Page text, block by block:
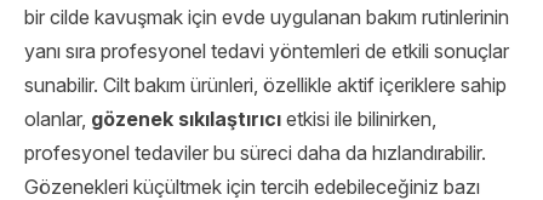
bir cilde kavuşmak için evde uygulanan bakım rutinlerinin
yanı sıra profesyonel tedavi yöntemleri de etkili sonuçlar
sunabilir. Cilt bakım ürünleri, özellikle aktif içeriklere sahip
olanlar, gözenek sıkılaştırıcı etkisi ile bilinirken,
profesyonel tedaviler bu süreci daha da hızlandırabilir.
Gözenekleri küçültmek için tercih edebileceğiniz bazı